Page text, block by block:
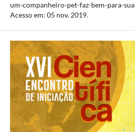
um-companheiro-pet-faz-bem-para-
Acesso em: 05 nov. 2019.